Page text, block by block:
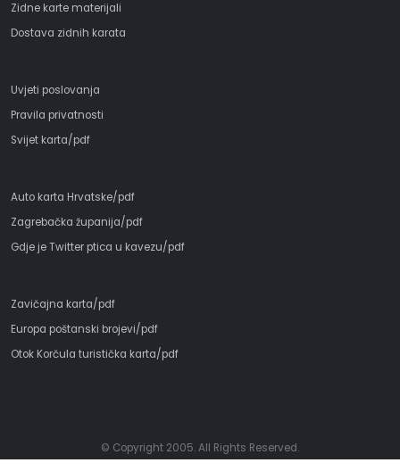
Zidne karte materijali
Dostava zidnih karata
Uvjeti poslovanja
Pravila privatnosti
Svijet karta/pdf
Auto karta Hrvatske/pdf
Zagrebačka županija/pdf
Gdje je Twitter ptica u kavezu/pdf
Zavičajna karta/pdf
Europa poštanski brojevi/pdf
Otok Korčula turistička karta/pdf
© Copyright 2005. All Rights Reserved.